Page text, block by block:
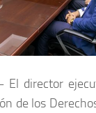
El director
de los